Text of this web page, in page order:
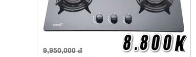
9,950,000 đ